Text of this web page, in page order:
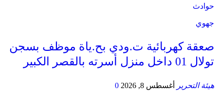
حوادث
جهوي
صعقة كهربائية ت.ودي بح.ياة موظف بسجن
تولال 01 داخل منزل أسرته بالقصر الكبير
هيئة التحرير أغسطس 8, 2026 0